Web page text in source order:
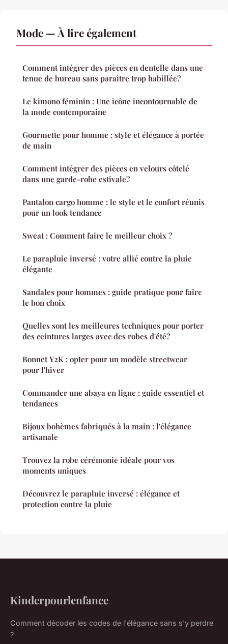
Mode — À lire également
Comment intégrer des pièces en dentelle dans une
tenue de bureau sans paraître trop habillée?
Le kimono féminin : Une icône incontournable de
la mode contemporaine
Gourmette pour homme : style et élégance à portée
de main
Comment intégrer des pièces en velours côtelé
dans une garde-robe estivale?
Pantalon cargo homme : le style et le confort réunis
pour un look tendance
Sweat : Comment faire le meilleur choix ?
Le parapluie inversé : votre allié contre la pluie
élégante
Sandales pour hommes : guide pratique pour faire
le bon choix
Quelles sont les meilleures techniques pour porter
des ceintures larges avec des robes d'été?
Bonnet Y2K : opter pour un modèle streetwear
pour l'hiver
Commander une abaya en ligne : guide essentiel et
tendances
Bijoux bohèmes fabriqués à la main : l'élégance
artisanale
Trouvez la robe cérémonie idéale pour vos
moments uniques
Découvrez le parapluie inversé : élégance et
protection contre la pluie
Kinderpourlenfance
Comment décoder les codes de l'élégance sans s'y perdre
?